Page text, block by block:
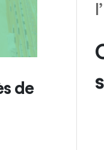
de